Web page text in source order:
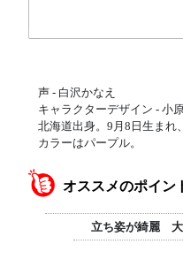
声 - 白沢かなえ
キャラクターデザイン - 小
北海道出身。9月8日生まれ
カラーはパープル。
オススメのポイン
立ち姿が綺麗